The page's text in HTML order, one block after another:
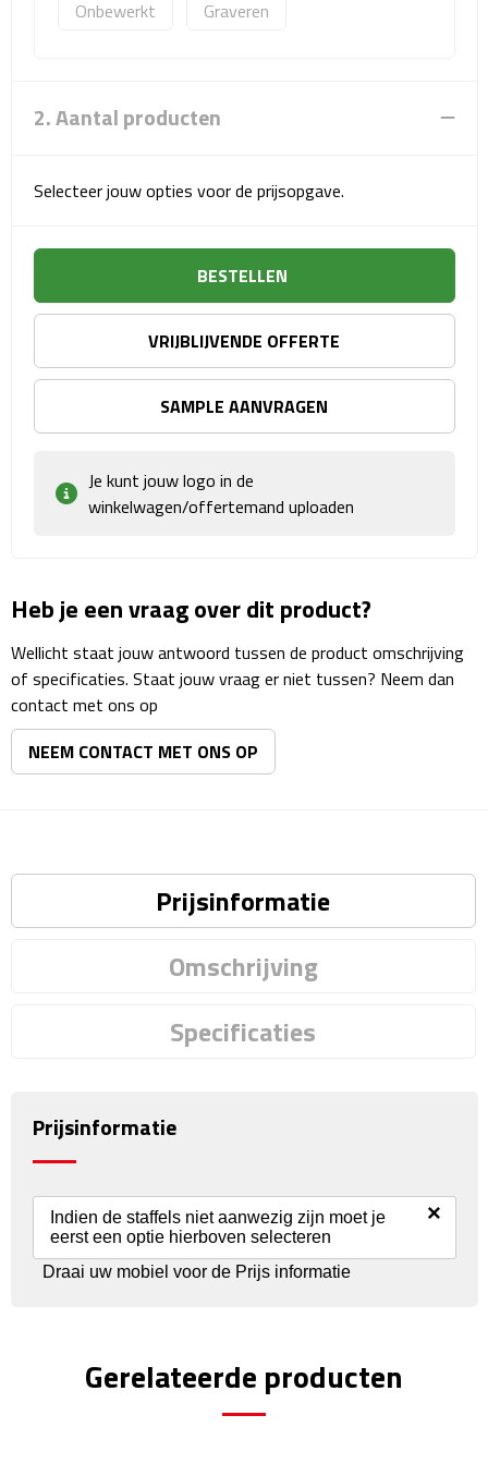
Sport- & Recreatietassen
Schoenentassen
Picknick rugtassen
Lunchtassen
Heuptassen
Matrozentassen
Reisbekers
Opbergtasjes
Koffersloten
Bagageweegschalen
Bagagelabels
Reiskussens
Auto Accessoires
Auto luchtverfrissers
Auto onderhoud
Onbewerkt
Graveren
2. Aantal producten
Selecteer jouw opties voor de prijsopgave.
BESTELLEN
VRIJBLIJVENDE OFFERTE
SAMPLE AANVRAGEN
Je kunt jouw logo in de
winkelwagen/offertemand uploaden
Heb je een vraag over dit product?
Wellicht staat jouw antwoord tussen de product omschrijving
of specificaties. Staat jouw vraag er niet tussen? Neem dan
contact met ons op
NEEM CONTACT MET ONS OP
Prijsinformatie
Omschrijving
Specificaties
Prijsinformatie
Indien de staffels niet aanwezig zijn moet je
eerst een optie hierboven selecteren
×
Draai uw mobiel voor de Prijs informatie
Gerelateerde producten